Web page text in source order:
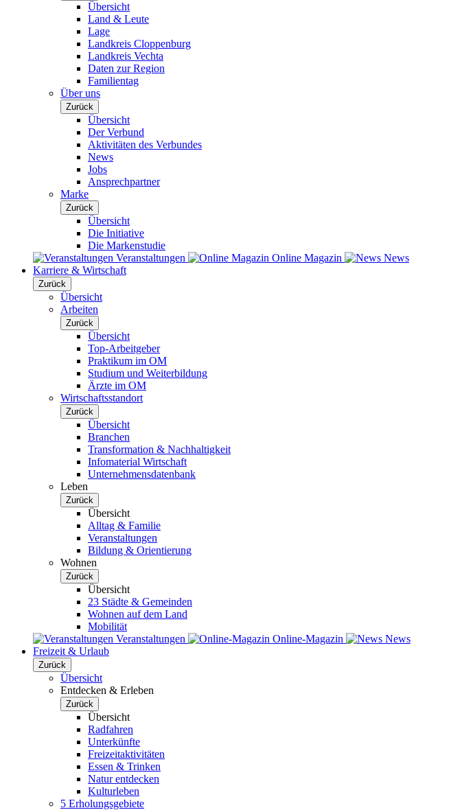
Übersicht
Land & Leute
Lage
Landkreis Cloppenburg
Landkreis Vechta
Daten zur Region
Familientag
Über uns
Zurück
Übersicht
Der Verbund
Aktivitäten des Verbundes
News
Jobs
Ansprechpartner
Marke
Zurück
Übersicht
Die Initiative
Die Markenstudie
Veranstaltungen
Online Magazin
News
Karriere & Wirtschaft
Zurück
Übersicht
Arbeiten
Zurück
Übersicht
Top-Arbeitgeber
Praktikum im OM
Studium und Weiterbildung
Ärzte im OM
Wirtschaftsstandort
Zurück
Übersicht
Branchen
Transformation & Nachhaltigkeit
Infomaterial Wirtschaft
Unternehmensdatenbank
Leben
Zurück
Übersicht
Alltag & Familie
Veranstaltungen
Bildung & Orientierung
Wohnen
Zurück
Übersicht
23 Städte & Gemeinden
Wohnen auf dem Land
Mobilität
Veranstaltungen
Online-Magazin
News
Freizeit & Urlaub
Zurück
Übersicht
Entdecken & Erleben
Zurück
Übersicht
Radfahren
Unterkünfte
Freizeitaktivitäten
Essen & Trinken
Natur entdecken
Kulturleben
5 Erholungsgebiete